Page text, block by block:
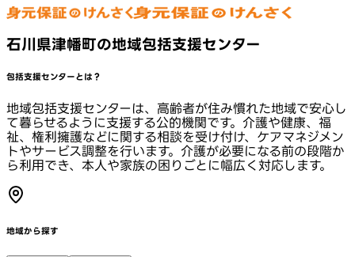
石川県津幡町の地域包括支援センター
包括支援センターとは？
地域包括支援センターは、高齢者が住み慣れた地域で安心し
て暮らせるように支援する公的機関です。介護や健康、福
祉、権利擁護などに関する相談を受け付け、ケアマネジメン
トやサービス調整を行います。介護が必要になる前の段階か
ら利用でき、本人や家族の困りごとに幅広く対応します。
地域から探す